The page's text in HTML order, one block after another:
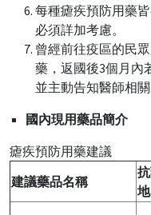
每種瘧疾預防用藥
必須詳加考慮。
曾經前往疫區的民
藥，返國後3個月內
並主動告知醫師相關
國內現用藥品簡介
瘧疾預防用藥建議
建議藥品名稱